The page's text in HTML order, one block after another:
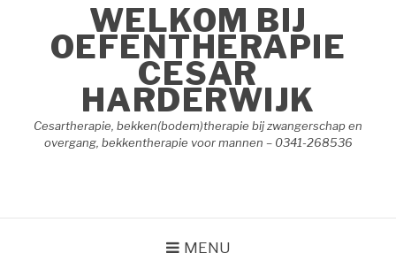
WELKOM BIJ
OEFENTHERAPIE
CESAR
HARDERWIJK
Cesartherapie, bekken(bodem)therapie bij zwangerschap en
overgang, bekkentherapie voor mannen – 0341-268536
MENU